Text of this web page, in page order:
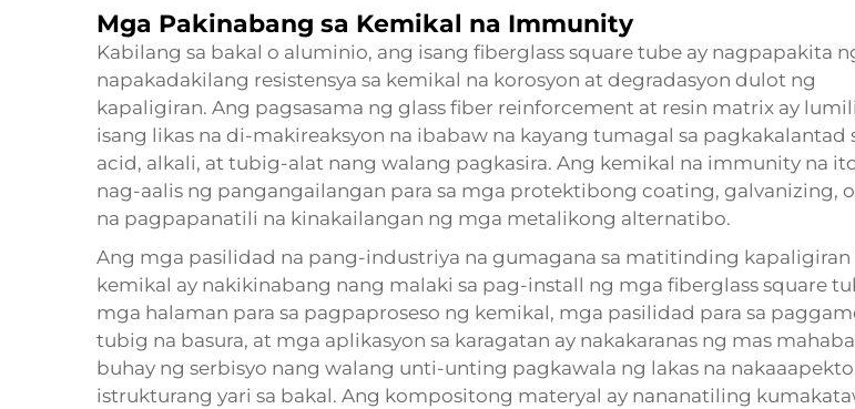
Mga Pakinabang sa Kemikal na Immunity
Kabilang sa bakal o aluminio, ang isang fiberglass square tube ay nagpapakita
napakadakilang resistensya sa kemikal na korosyon at degradasyon dulot ng
kapaligiran. Ang pagsasama ng glass fiber reinforcement at resin matrix ay
isang likas na di-makireaksyon na ibabaw na kayang tumagal sa pagkakalantad
acid, alkali, at tubig-alat nang walang pagkasira. Ang kemikal na immunity na
nag-aalis ng pangangailangan para sa mga protektibong coating, galvanizing,
na pagpapanatili na kinakailangan ng mga metalikong alternatibo.
Ang mga pasilidad na pang-industriya na gumagana sa matitinding kapaligiran
kemikal ay nakikinabang nang malaki sa pag-install ng mga fiberglass square
mga halaman para sa pagpaproseso ng kemikal, mga pasilidad para sa
tubig na basura, at mga aplikasyon sa karagatan ay nakakaranas ng mas
buhay ng serbisyo nang walang unti-unting pagkawala ng lakas na
istrukturang yari sa bakal. Ang kompositong materyal ay nananatiling